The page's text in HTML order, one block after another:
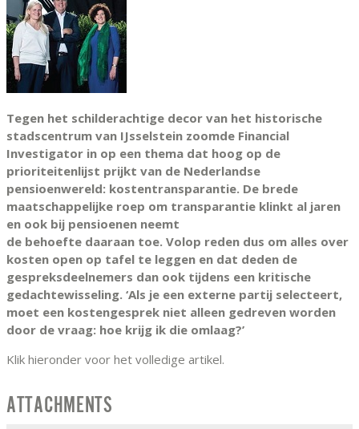
Tegen het schilderachtige decor van het historische
stadscentrum van IJsselstein zoomde Financial
Investigator in op een thema dat hoog op de
prioriteitenlijst prijkt van de Nederlandse
pensioenwereld: kostentransparantie. De brede
maatschappelijke roep om transparantie klinkt al jaren
en ook bij pensioenen neemt
de behoefte daaraan toe. Volop reden dus om alles over
kosten open op tafel te leggen en dat deden de
gespreksdeelnemers dan ook tijdens een kritische
gedachtewisseling. ‘Als je een externe partij selecteert,
moet een kostengesprek niet alleen gedreven worden
door de vraag: hoe krijg ik die omlaag?’
Klik hieronder voor het volledige artikel.
ATTACHMENTS